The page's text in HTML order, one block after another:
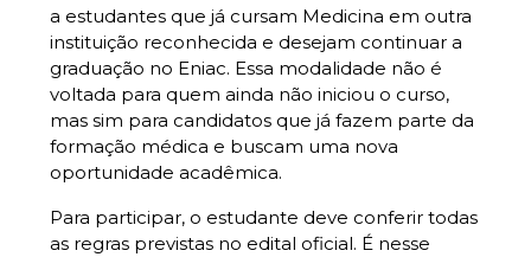
a estudantes que já cursam Medicina em outra
instituição reconhecida e desejam continuar a
graduação no Eniac. Essa modalidade não é
voltada para quem ainda não iniciou o curso,
mas sim para candidatos que já fazem parte da
formação médica e buscam uma nova
oportunidade acadêmica.
Para participar, o estudante deve conferir todas
as regras previstas no edital oficial. É nesse